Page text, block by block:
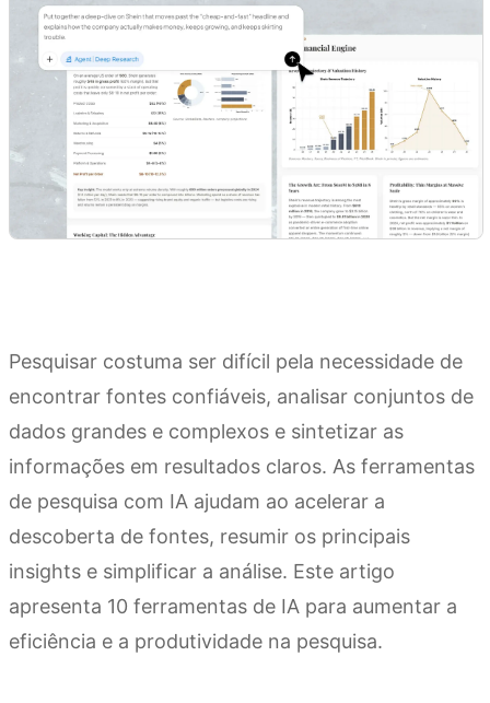
Pesquisar costuma ser difícil pela necessidade de
encontrar fontes confiáveis, analisar conjuntos de
dados grandes e complexos e sintetizar as
informações em resultados claros. As ferramentas
de pesquisa com IA ajudam ao acelerar a
descoberta de fontes, resumir os principais
insights e simplificar a análise. Este artigo
apresenta 10 ferramentas de IA para aumentar a
eficiência e a produtividade na pesquisa.